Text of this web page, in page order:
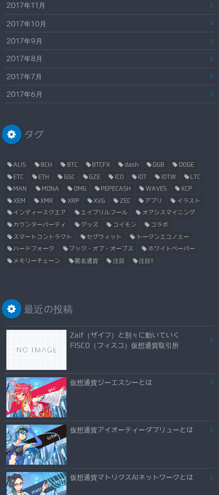
2017年11月
2017年10月
2017年9月
2017年8月
2017年7月
2017年6月
タグ
ALIS BCH BTC BTCFX dash DGB DOGE
ETC ETH GSC GZE ICO IOT IOTW LTC
MAN MONA OMG PEPECASH WAVES XCP
XEM XMR XRP XVG ZEC アプリ イラスト
インディースクエア エイプリルフール オアシスマイニング
カウンターパーティ グッズ コイモン コラボ
スマートコントラクト セグウィット トークンエコノミー
ハードフォーク ブック・オブ・オーブス ホワイトペーパー
メモリーチェーン 匿名通貨 注目 注目!!
最近の投稿
Zaif（ザイフ）と別々に動いていく
FISCO（フィスコ）仮想通貨取引所
仮想通貨ジーエスシーとは
仮想通貨アイオーティーダブリューとは
仮想通貨マトリクスAIネットワークとは